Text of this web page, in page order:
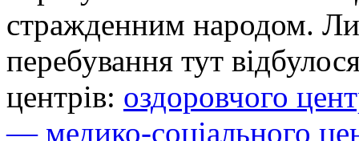
стражденним народом.
перебування тут
центрів: оздоровчого
— медико-соціального